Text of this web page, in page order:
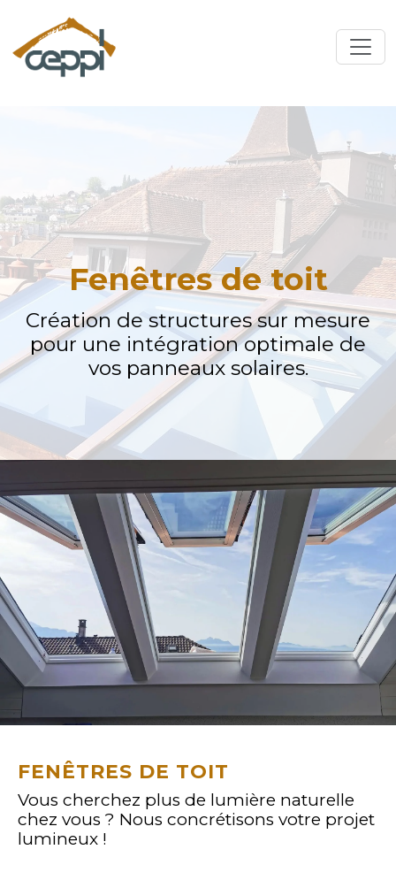
Fenêtres de toit
Création de structures sur mesure
pour une intégration optimale de
vos panneaux solaires.
FENÊTRES DE TOIT
Vous cherchez plus de lumière naturelle
chez vous ? Nous concrétisons votre projet
lumineux !